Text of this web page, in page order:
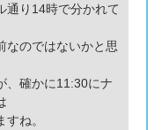
通り14時で分かれて
なのではないかと思
、確かに11:30にナ
ね。